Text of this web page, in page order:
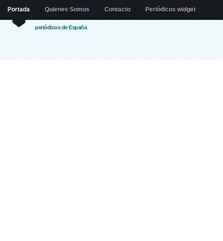
periódicos de España
Portada Quienes Somos Contacto Periódicos widget